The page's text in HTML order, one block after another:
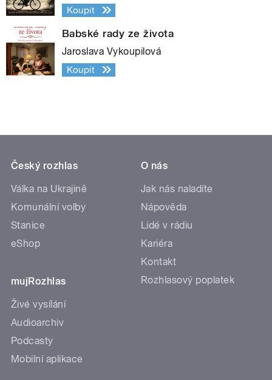
Koupit
Babské rady ze života
Jaroslava Vykoupilová
Koupit
Český rozhlas
Válka na Ukrajině
Komunální volby
Stanice
eShop
mujRozhlas
Živé vysílání
Audioarchiv
Podcasty
Mobilní aplikace
O nás
Jak nás naladíte
Nápověda
Lidé v rádiu
Kariéra
Kontakt
Rozhlasový poplatek